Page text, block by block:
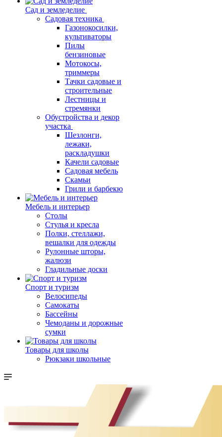
Сад и земледелие
Садовая техника
Газонокосилки,
культиваторы
Пилы
бензиновые
Мотокосы,
триммеры
Тачки садовые и
строительные
Лестницы и
стремянки
Обустройства и декор
участка
Шезлонги,
лежаки,
раскладушки
Качели садовые
Садовая мебель
Скамьи
Грили и барбекю
Мебель и интерьер
Столы
Стулья и кресла
Полки, стеллажи,
вешалки для одежды
Рулонные шторы,
жалюзи
Гладильные доски
Спорт и туризм
Велосипеды
Самокаты
Бассейны
Чемоданы и дорожные
сумки
Товары для школы
Рюкзаки школьные